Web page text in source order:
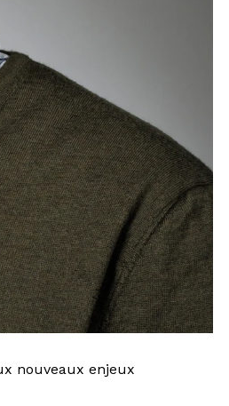
nouveaux enjeux